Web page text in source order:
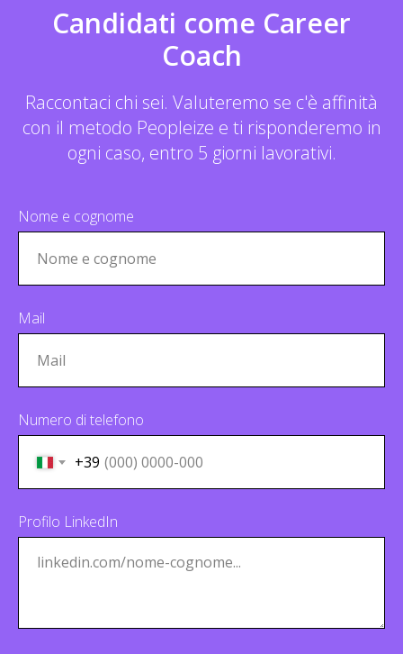
Candidati come Career
Coach
Raccontaci chi sei. Valuteremo se c'è affinità
con il metodo Peopleize e ti risponderemo in
ogni caso, entro 5 giorni lavorativi.
Nome e cognome
Mail
Numero di telefono
+39
Profilo LinkedIn